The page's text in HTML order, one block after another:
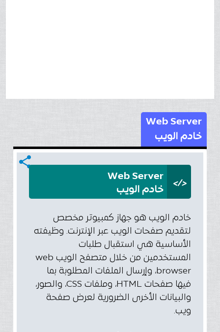
Web Server
خادم الويب
share
</>
Web Server
خادم الويب
خادم الويب هو جهاز كمبيوتر مخصص
لتقديم صفحات الويب عبر الإنترنت. وظيفته
الأساسية هي استقبال طلبات
المستخدمين من خلال متصفح الويب web
browser، وإرسال الملفات المطلوبة بما
فيها صفحات HTML، وملفات CSS، والصور،
والبيانات الأخرى الضرورية لعرض صفحة
ويب.